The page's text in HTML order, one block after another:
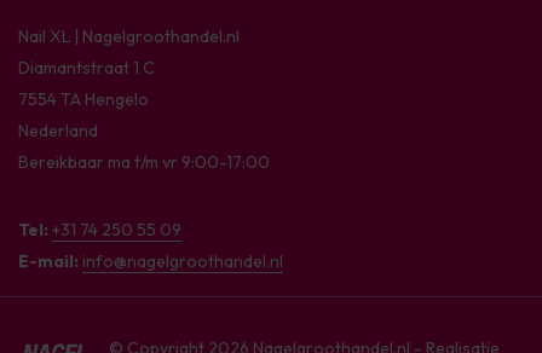
Nail XL | Nagelgroothandel.nl
Diamantstraat 1 C
7554 TA Hengelo
Nederland
Bereikbaar ma t/m vr 9:00-17:00
Tel: +31 74 250 55 09
E-mail: info@nagelgroothandel.nl
© Copyright 2026 Nagelgroothandel.nl - Realisatie